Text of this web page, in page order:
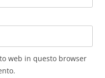
web in questo browser